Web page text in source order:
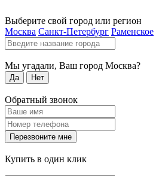
Выберите свой город или регион
Москва Санкт-Петербург Раменское
Мы угадали, Ваш город Москва?
Да Нет
Обратный звонок
Перезвоните мне
Купить в один клик